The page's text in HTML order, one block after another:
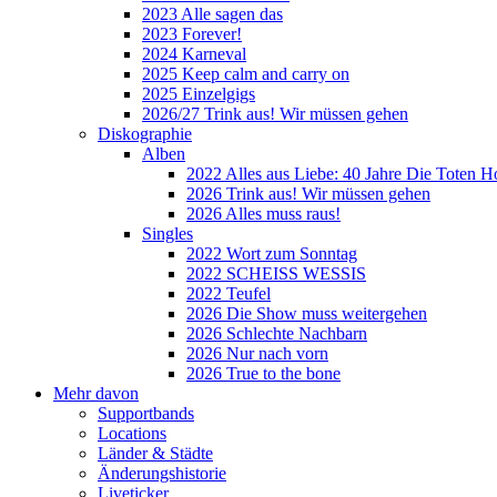
2023 Alle sagen das
2023 Forever!
2024 Karneval
2025 Keep calm and carry on
2025 Einzelgigs
2026/27 Trink aus! Wir müssen gehen
Diskographie
Alben
2022 Alles aus Liebe: 40 Jahre Die Toten
2026 Trink aus! Wir müssen gehen
2026 Alles muss raus!
Singles
2022 Wort zum Sonntag
2022 SCHEISS WESSIS
2022 Teufel
2026 Die Show muss weitergehen
2026 Schlechte Nachbarn
2026 Nur nach vorn
2026 True to the bone
Mehr davon
Supportbands
Locations
Länder & Städte
Änderungshistorie
Liveticker